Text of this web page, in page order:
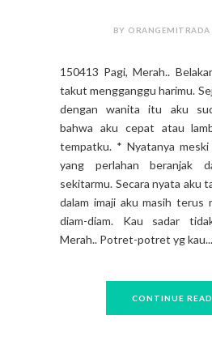
BY ORANGEMITRADA
150413 Pagi, Merah..
takut mengganggu harimu.
dengan wanita itu aku
bahwa aku cepat atau
tempatku. * Nyatanya
yang perlahan beranjak
sekitarmu. Secara nyata aku
dalam imaji aku masih terus
diam-diam. Kau sadar
Merah.. Potret-potret yg kau...
CONTINUE